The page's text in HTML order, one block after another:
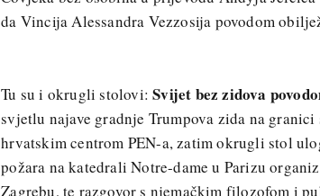
da Vincija Alessandra Vezzosija povodom
Tu su i okrugli stolovi: Svijet bez zidova
svjetlu najave gradnje Trumpova zida na
hrvatskim centrom PEN-a, zatim okrugli stol
požara na katedrali Notre-dame u Parizu
Zagrebu, te razgovor s njemačkim filozofom i